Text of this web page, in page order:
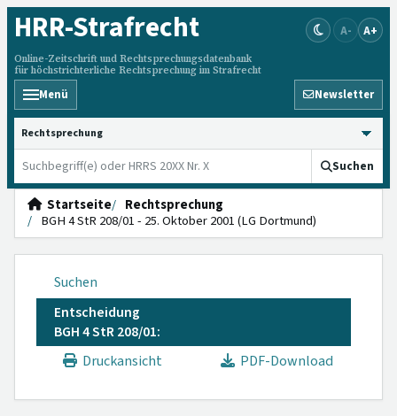
HRR-Strafrecht
Online-Zeitschrift und Rechtsprechungsdatenbank
für höchstrichterliche Rechtsprechung im Strafrecht
A- A+
Menü Newsletter
HRRS durchsuchen
Suchen
Startseite
Rechtsprechung
BGH 4 StR 208/01 - 25. Oktober 2001 (LG Dortmund)
Suchen
Entscheidung
BGH 4 StR 208/01:
Druckansicht
PDF-Download